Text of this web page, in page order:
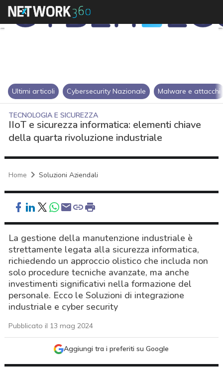
Ultimi articoli Cybersecurity Nazionale Malware e attacchi
TECNOLOGIA E SICUREZZA
IIoT e sicurezza informatica: elementi chiave
della quarta rivoluzione industriale
Home Soluzioni Aziendali
La gestione della manutenzione industriale è
strettamente legata alla sicurezza informatica,
richiedendo un approccio olistico che includa non
solo procedure tecniche avanzate, ma anche
investimenti significativi nella formazione del
personale. Ecco le Soluzioni di integrazione
industriale e cyber security
Pubblicato il 13 mag 2024
Aggiungi tra i preferiti su Google